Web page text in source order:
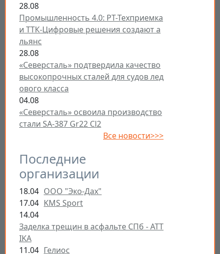
28.08
Промышленность 4.0: РТ-Техприемка
и ТТК-Цифровые решения создают а
льянс
28.08
«Северсталь» подтвердила качество
высокопрочных сталей для судов лед
ового класса
04.08
«Северсталь» освоила производство
стали SA-387 Gr22 Cl2
Все новости>>>
Последние
организации
18.04 ООО "Эко-Дах"
17.04 KMS Sport
14.04
Заделка трещин в асфальте СПб - ATT
IKA
11.04 Гелиос